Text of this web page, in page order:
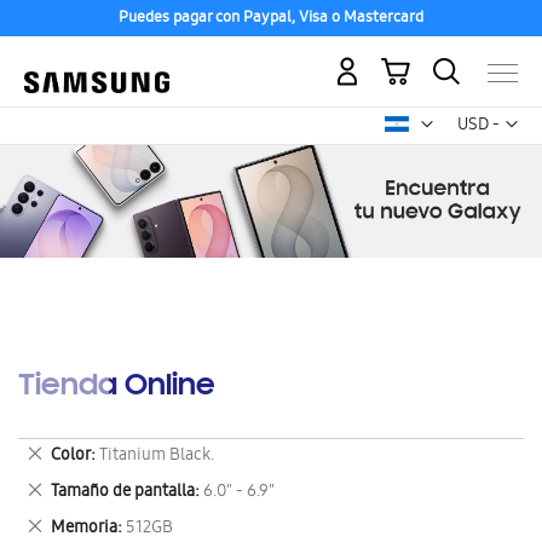
Puedes pagar con Paypal, Visa o Mastercard
USD -
dólar
Mi carrito
Tienda Online
Color Titanium Black.
Eliminar
este
artículo
Tamaño de pantalla 6.0" - 6.9"
Eliminar
este
Memoria 512GB
Eliminar